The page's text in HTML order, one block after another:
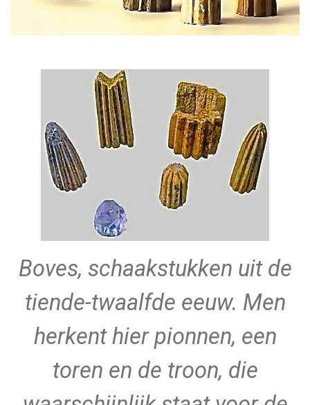
Boves, schaakstukken uit de
tiende-twaalfde eeuw. Men
herkent hier pionnen, een
toren en de troon, die